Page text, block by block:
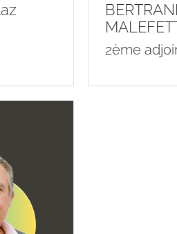
2ème